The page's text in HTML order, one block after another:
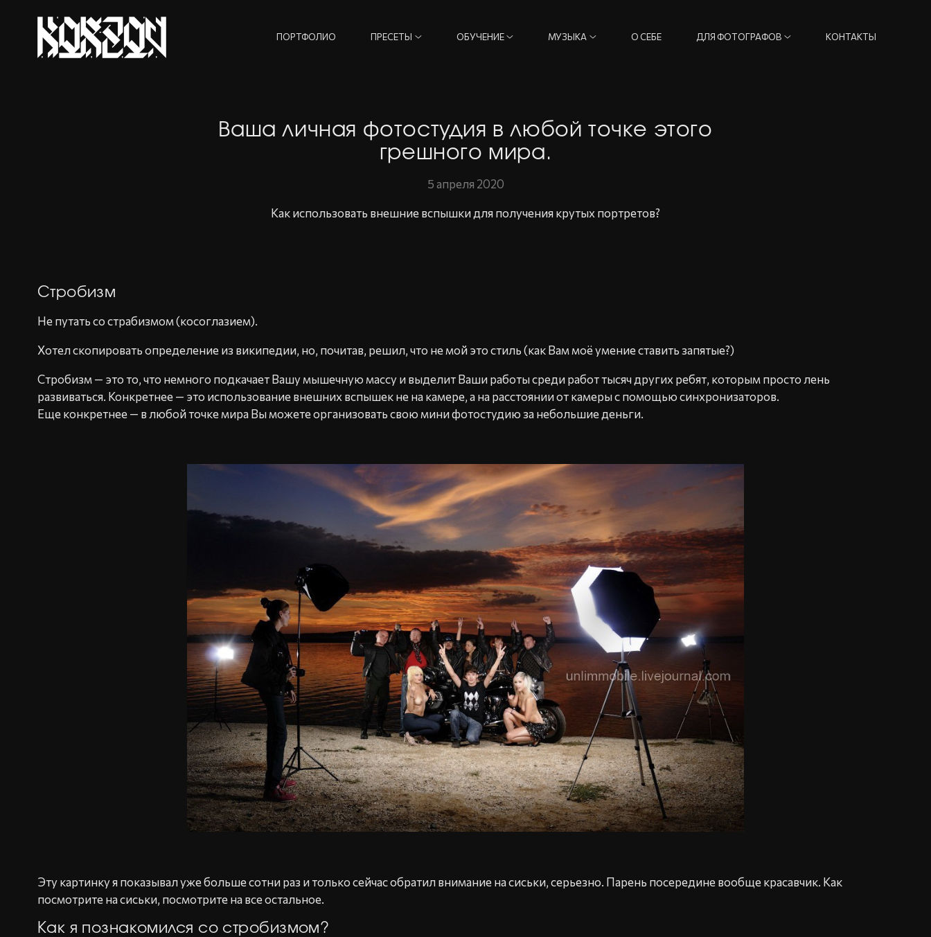
ПОРТФОЛИО ПРЕСЕТЫ ОБУЧЕНИЕ МУЗЫКА О СЕБЕ ДЛЯ ФОТОГРАФОВ КОНТАКТЫ
Ваша личная фотостудия в любой точке этого
грешного мира.
5 апреля 2020
Как использовать внешние вспышки для получения крутых портретов?
Стробизм
Не путать со страбизмом (косоглазием).
Хотел скопировать определение из википедии, но, почитав, решил, что не мой это стиль (как Вам моё умение ставить запятые?)
Стробизм — это то, что немного подкачает Вашу мышечную массу и выделит Ваши работы среди работ тысяч других ребят, которым просто лень
развиваться. Конкретнее — это использование внешних вспышек не на камере, а на расстоянии от камеры с помощью синхронизаторов.
Еще конкретнее — в любой точке мира Вы можете организовать свою мини фотостудию за небольшие деньги.
Эту картинку я показывал уже больше сотни раз и только сейчас обратил внимание на сиськи, серьезно. Парень посередине вообще красавчик. Как
посмотрите на сиськи, посмотрите на все остальное.
Как я познакомился со стробизмом?